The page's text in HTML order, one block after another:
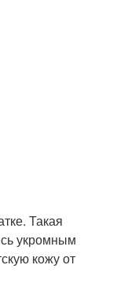
Такая
укромным
кожу от